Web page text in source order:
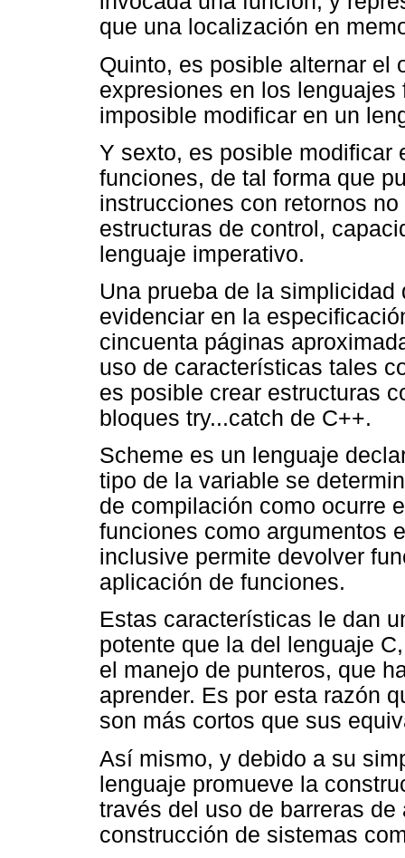
que una localización en
Quinto, es posible alternar el
expresiones en los
imposible modificar en un
Y sexto, es posible modificar
funciones, de tal forma que
instrucciones con retornos
estructuras de control,
lenguaje imperativo.
Una prueba de la
evidenciar en la
cincuenta páginas
uso de características tales
es posible crear estructuras
bloques try...catch de C++.
Scheme es un lenguaje
tipo de la variable se
de compilación como ocurre
funciones como argumentos
inclusive permite devolver
aplicación de funciones.
Estas características le dan
potente que la del lenguaje
el manejo de punteros, que
aprender. Es por esta razón
son más cortos que sus
Así mismo, y debido a su
lenguaje promueve la
través del uso de barreras
construcción de sistemas